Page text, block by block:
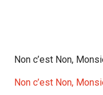
Non c’est Non,
Non c’est Non,